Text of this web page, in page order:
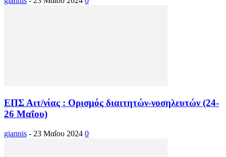
ΕΠΣ Αιτ/νίας : Ορισμός διαιτητών-νοσηλευτών (24-
26 Μαΐου)
giannis - 23 Μαΐου 2024 0